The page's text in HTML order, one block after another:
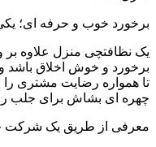
برخورد خوب و حرفه ای؛
یک نظافتچی منزل علاوه
برخورد و خوش اخلاق باشد
تا همواره رضایت مشتری
چهره ای بشاش برای جلب
معرفی از طریق یک شرکت